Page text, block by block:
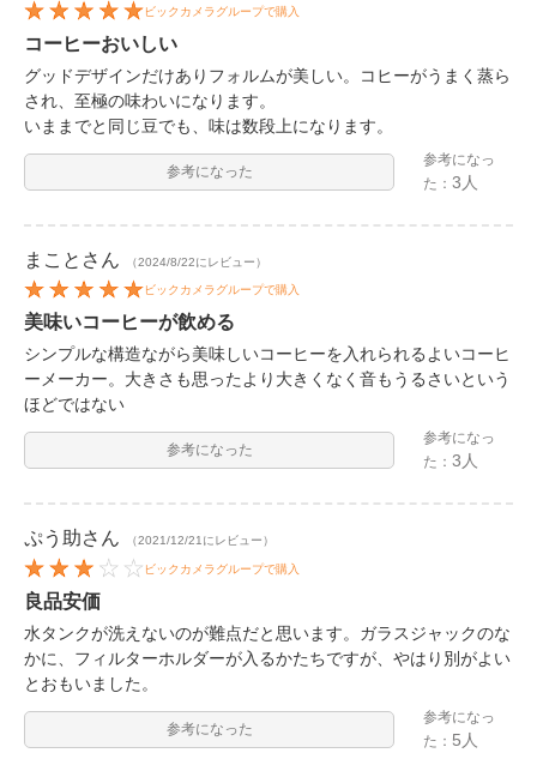
ビックカメラグループで購入
コーヒーおいしい
グッドデザインだけありフォルムが美しい。コヒーがうまく蒸ら
され、至極の味わいになります。
いままでと同じ豆でも、味は数段上になります。
参考になった
参考になっ
た：3人
まこと さん （2024/8/22にレビュー）
ビックカメラグループで購入
美味いコーヒーが飲める
シンプルな構造ながら美味しいコーヒーを入れられるよいコーヒ
ーメーカー。大きさも思ったより大きくなく音もうるさいという
ほどではない
参考になった
参考になっ
た：3人
ぷう助さん （2021/12/21にレビュー）
ビックカメラグループで購入
良品安価
水タンクが洗えないのが難点だと思います。ガラスジャックのな
かに、フィルターホルダーが入るかたちですが、やはり別がよい
とおもいました。
参考になった
参考になっ
た： 5人